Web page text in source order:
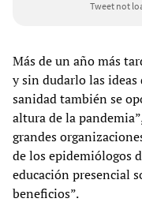
Tweet not
Más de un año más
y sin dudarlo las
sanidad también se
altura de la
grandes
de los epidemiólogos
educación presencial
beneficios”.